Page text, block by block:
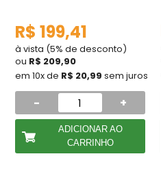
R$ 199,41
à vista (5% de desconto)
ou R$ 209,90
em 10x de R$ 20,99 sem juros
- +
ADICIONAR AO
CARRINHO